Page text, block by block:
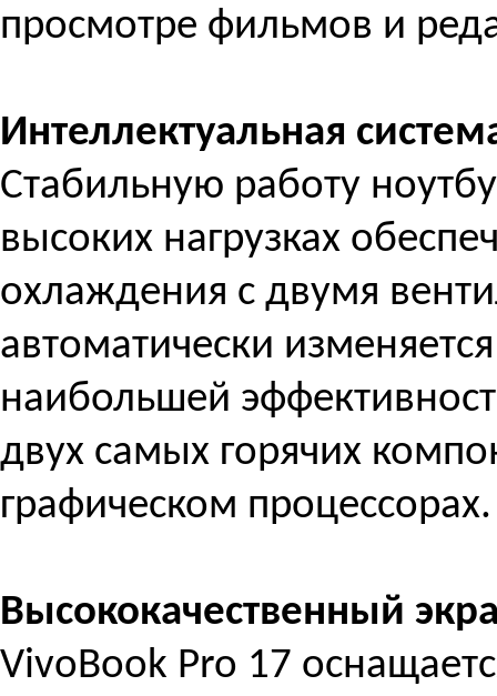
просмотре фильмов и
Интеллектуальная
Стабильную работу
высоких нагрузках
охлаждения с двумя
автоматически
наибольшей
двух самых горячих
графическом процессорах.
Высококачественный
VivoBook Pro 17